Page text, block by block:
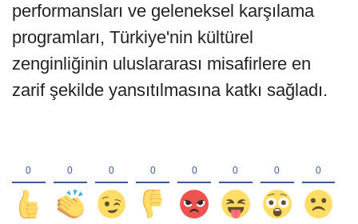
performansları ve geleneksel karşılama
programları, Türkiye'nin kültürel
zenginliğinin uluslararası misafirlere en
zarif şekilde yansıtılmasına katkı sağladı.